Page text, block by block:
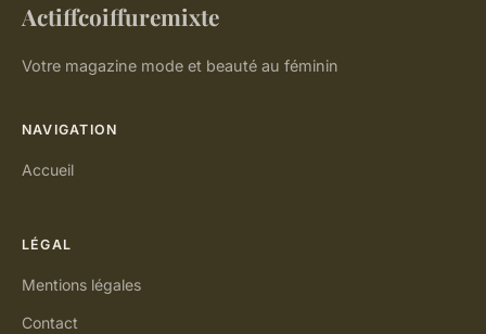
Actiffcoiffuremixte
Votre magazine mode et beauté au féminin
NAVIGATION
Accueil
LÉGAL
Mentions légales
Contact